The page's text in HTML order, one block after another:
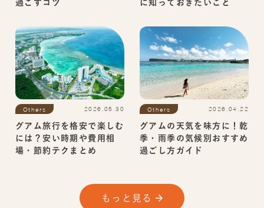
過ごすコツ
に知っておきたいこと
Others 2026.05.30
グアム旅行を格安で楽しむ
には？安い時期や費用相
場・節約テクまとめ
Others 2026.04.22
グアムの天気を味方に！乾
季・雨季の気候別おすすめ
過ごし方ガイド
もっと見る